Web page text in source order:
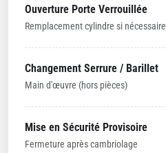
Ouverture Porte Verrouillée
Remplacement cylindre si nécessaire
Changement Serrure / Barillet
Main d'œuvre (hors pièces)
Mise en Sécurité Provisoire
Fermeture après cambriolage